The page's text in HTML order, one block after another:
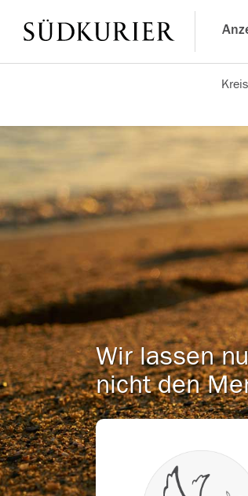
Wir lassen
nicht den